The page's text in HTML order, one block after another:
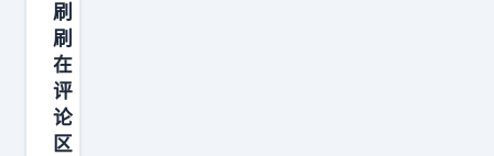
妥
协
刷
刷
在
评
论
区